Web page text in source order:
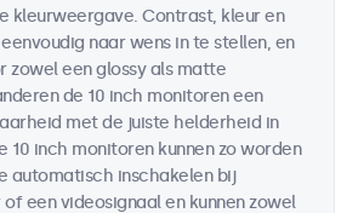
kleurweergave. Contrast, kleur en
naar wens in te stellen, en
zowel een glossy als matte
de 10 inch monitoren een
met de juiste helderheid in
10 inch monitoren kunnen zo worden
automatisch inschakelen bij
een videosignaal en kunnen zowel